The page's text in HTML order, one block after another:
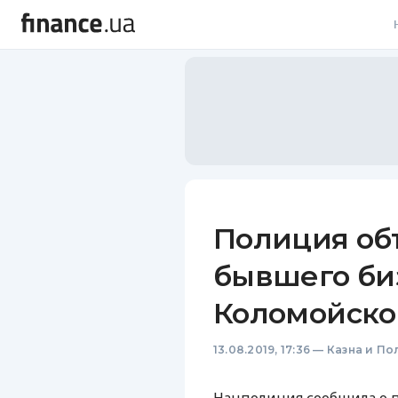
Полиция
бывшего
13.08.2019, 17:36 — Казна и